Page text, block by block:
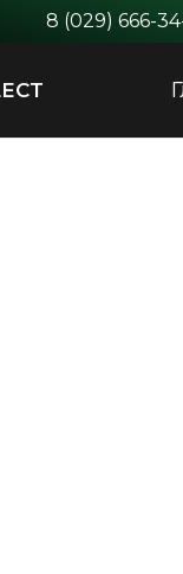
8 (029) 666-